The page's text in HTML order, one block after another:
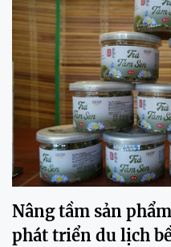
Nâng tầm sản
phát triển du lịch